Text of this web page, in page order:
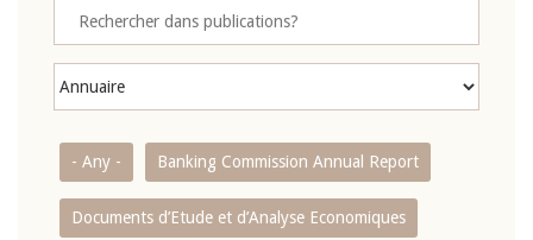
- Any - Banking Commission Annual Report
Documents d’Etude et d’Analyse Economiques